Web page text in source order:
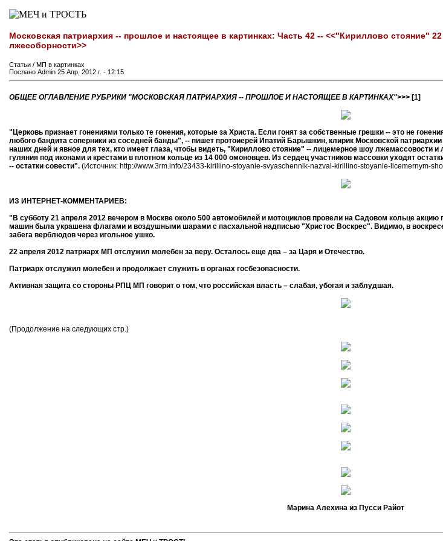
Московская патриархия -- прошлое и настоящее в картинках: Часть 42 -- <<"Кириллово стояние"
лжесоборности>>
Статьи / МП в картинках
Послано Admin 25 Апр, 2012 г. - 12:15
ОБЩЕЕ ОГЛАВЛЕНИЕ РУБРИКИ "МОСКОВСКАЯ ПАТРИАРХИЯ -- ПРОШЛОЕ И НАСТОЯЩЕЕ В КАРТИНКАХ">>> [1]
"Церковь признает гонениями только те гонения, которые за Христа. Если гонят за собственные грешки -- это не
любого бандита соперники из соседней банды", -- пишет протоиерей Ипатий Барышкин, клирик Московской
наших дней и явное для тех, кто имеет глаза, чтобы видеть, "Кириллово стояние" -- лицемерное шоу лжемассовости
гуляния под иконами и крестами в плотном кольце из 14 000 омоновцев. Из сердец участников массовки уходят
-- остатки совести". (Источник: http://www.3rm.info/23433-kirillino-stoyanie-svyaschennik-nazval-kirillino-stoyanie-licemernym-
ИЗ ИНТЕРНЕТ-КОММЕНТАРИЕВ:
"В субботу 21 апреля 2012 вечером в Москве около 500 автомобилей и мотоциклов провели на Садовом кольце
машин была украшена флагами и воздушными шарами с пасхальной надписью "Христос Воскрес". Видимо, в
забега верблюдов через игольное ушко.
22 апреля 2012 патриарх МП отслужил молебен за веру. Осталось еще два – за Царя и Отечество.
Патриарх отслужил молебен и продолжает служить в органах госбезопасности.
Активная защита со стороны РПЦ МП говорит о том, что российская власть – слабая, убогая и заблудшая.
(Продолжение на следующих стр.)
Марина Алехина из Пусси Райот